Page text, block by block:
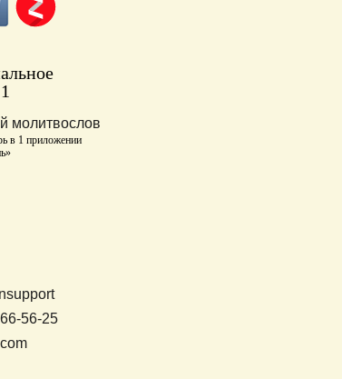
молитвослов
в 1 приложении
56-25